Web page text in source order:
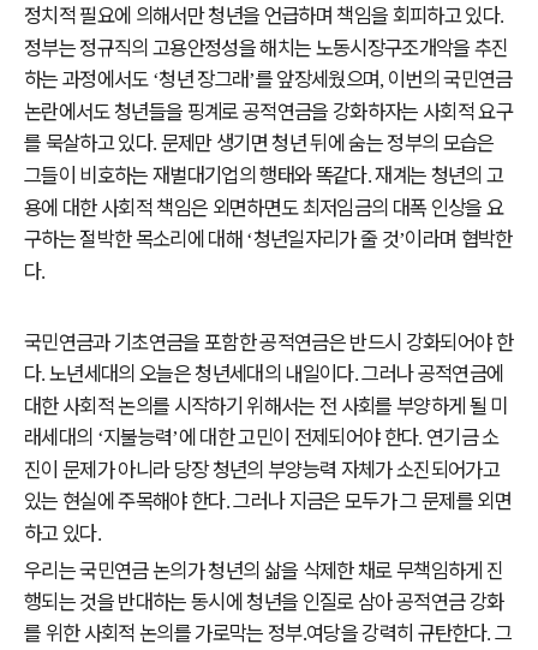
정치적 필요에 의해서만 청년을 언급하며 책임을 회피하고 있다.
정부는 정규직의 고용안정성을 해치는 노동시장구조개악을 추진
하는 과정에서도 ‘청년 장그래’를 앞장세웠으며, 이번의 국민연금
논란에서도 청년들을 핑계로 공적연금을 강화하자는 사회적 요구
를 묵살하고 있다. 문제만 생기면 청년 뒤에 숨는 정부의 모습은
그들이 비호하는 재벌대기업의 행태와 똑같다.재계는 청년의 고
용에 대한 사회적 책임은 외면하면도 최저임금의 대폭 인상을 요
구하는 절박한 목소리에 대해 ‘청년일자리가 줄 것’이라며 협박한
다.
국민연금과 기초연금을 포함한 공적연금은 반드시 강화되어야 한
다.노년세대의 오늘은 청년세대의 내일이다.그러나 공적연금에
대한 사회적 논의를 시작하기 위해서는 전 사회를 부양하게 될 미
래세대의 ‘지불능력’에 대한 고민이 전제되어야 한다. 연기금 소
진이 문제가 아니라 당장 청년의 부양능력 자체가 소진되어가고
있는 현실에 주목해야 한다.그러나 지금은 모두가 그 문제를 외면
하고 있다.
우리는 국민연금 논의가 청년의 삶을 삭제한 채로 무책임하게 진
행되는 것을 반대하는 동시에 청년을 인질로 삼아 공적연금 강화
를 위한 사회적 논의를 가로막는 정부․여당을 강력히 규탄한다. 그